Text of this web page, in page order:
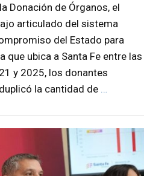
Donación de Órganos, el
articulado del sistema
del Estado para
que ubica a Santa Fe entre las
y 2025, los donantes
la cantidad de